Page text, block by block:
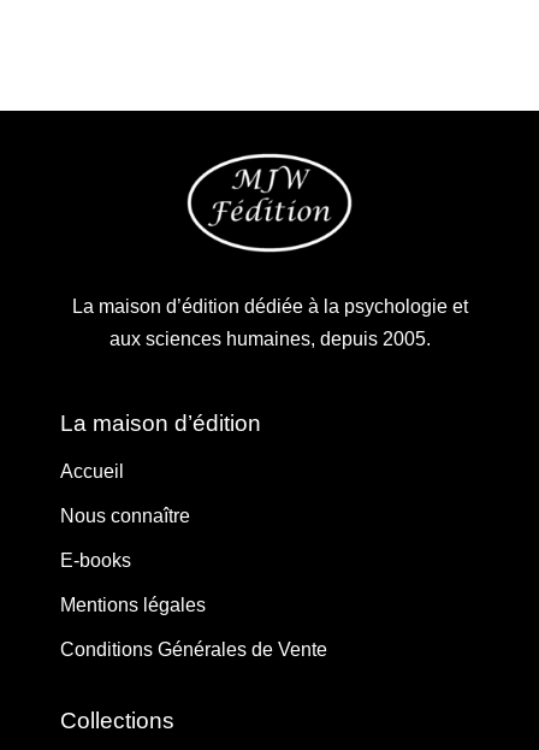
La maison d’édition dédiée à la psychologie et
aux sciences humaines, depuis 2005.
La maison d’édition
Accueil
Nous connaître
E-books
Mentions légales
Conditions Générales de Vente
Collections